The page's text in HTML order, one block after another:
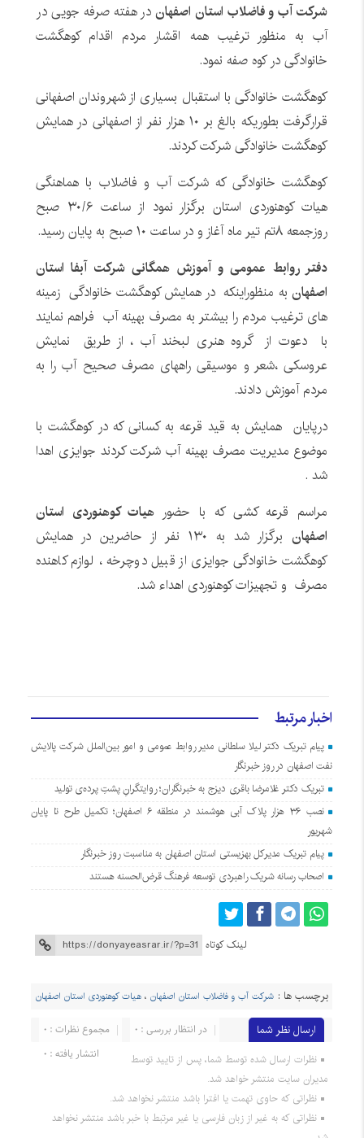
شرکت آب و فاضلاب استان اصفهاندر هفته صرفه جویی در
آب به منظور ترغیب همه اقشار مردم اقدام کوهگشت
خانوادگی در کوه صفه نمود.
کوهگشت خانوادگی با استقبال بسیاری از شهروندان اصفهانی
قرارگرفت بطوریکه بالغ بر ۱۰ هزار نفر از اصفهانی در همایش
کوهگشت خانوادگی شرکت کردند.
کوهگشت خانوادگی که شرکت آب و فاضلاب با هماهنگی
هیات کوهنوردی استان برگزار نمود از ساعت ۳۰/۶ صبح
روزجمعه ۸تم تیر ماه آغاز و در ساعت ۱۰ صبح به پایان رسید.
دفتر روابط عمومی و آموزش همگانی شرکت آبفا استان
اصفهانبه منظوراینکه در همایش کوهگشت خانوادگی زمینه
های ترغیب مردم را بیشتر به مصرف بهینه آب فراهم نمایند
با دعوت از گروه هنری لبخند آب ، از طریق نمایش
عروسکی ،شعر و موسیقی راههای مصرف صحیح آب را به
مردم آموزش دادند.
درپایان همایش به قید قرعه به کسانی که در کوهگشت با
موضوع مدیریت مصرف بهینه آب شرکت کردند جوایزی اهدا
شد .
مراسم قرعه کشی که با حضور هیات کوهنوردی استان
اصفهان
برگزار شد به ۱۳۰ نفر از حاضرین در همایش
کوهگشت خانوادگی جوایزی از قبیل دوچرخه ، لوازم کاهنده
مصرف و تجهیزات کوهنوردی اهداء شد.
اخبار مرتبط
پیام تبریک دکتر لیلا سلطانی مدیر روابط عمومی و امور بین‌الملل شرکت پالایش
نفت اصفهان در روز خبرنگار
تبریک دکتر غلامرضا باقری دیزج به خبرنگاران؛ روایتگرانِ پشتِ پرده‌ی تولید
نصب ۳۶ هزار پلاک آبی هوشمند در منطقه ۶ اصفهان؛ تکمیل طرح تا پایان
شهریور
پیام تبریک مدیرکل بهزیستی استان اصفهان به مناسبت روز خبرنگار
اصحاب رسانه شریک راهبردی توسعه فرهنگ قرض‌الحسنه هستند
لینک کوتاه
برچسب ها : شرکت آب و فاضلاب استان اصفهان ،هیات کوهنوردی استان اصفهان
ارسال نظر شما مجموع نظرات : 0
در انتظار بررسی : 0
انتشار یافته : 0
نظرات ارسال شده توسط شما، پس از تایید توسط
مدیران سایت منتشر خواهد شد.
نظراتی که حاوی تهمت یا افترا باشد منتشر نخواهد شد.
نظراتی که به غیر از زبان فارسی یا غیر مرتبط با خبر باشد منتشر نخواهد